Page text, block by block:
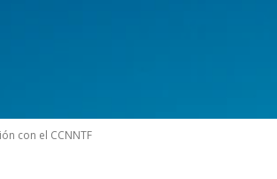
con el CCNNTF